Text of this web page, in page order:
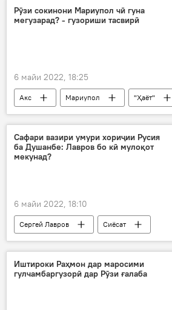
Рӯзи сокинони Мариупол чӣ гуна
мегузарад? - гузориши тасвирӣ
6 майи 2022, 18:25
Акс Мариупол "Ҳаёт"
Сафари вазири умури хориҷии Русия
ба Душанбе: Лавров бо кӣ мулоқот
мекунад?
6 майи 2022, 18:10
Сергей Лавров
Сиёсат
Дар Тоҷикистон
ИДМ
Иштироки Раҳмон дар маросими
гулчамбаргузорӣ дар Рӯзи ғалаба